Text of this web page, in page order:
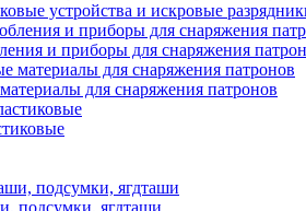
устройства и искровые
и приборы для снаряжения
для снаряжения патронов
подсумки, ягдташи